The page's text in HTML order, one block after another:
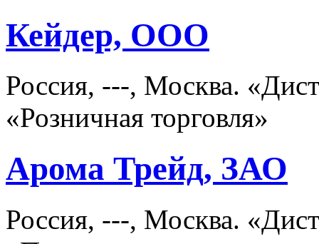
Кейдер, ООО
Россия, ---, Москва.
«Розничная торговля»
Арома Трейд, ЗАО
Россия, ---, Москва.